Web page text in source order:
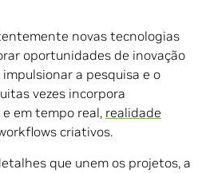
novas tecnologias
oportunidades de inovação
a pesquisa e o
vezes incorpora
em tempo real, realidade
criativos.
que unem os projetos, a